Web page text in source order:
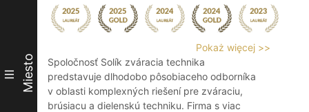
III Miesto
Pokaż więcej >>
Spoločnosť Solík zváracia technika
predstavuje dlhodobo pôsobiaceho odborníka
v oblasti komplexných riešení pre zváraciu,
brúsiacu a dielenskú techniku. Firma s viac